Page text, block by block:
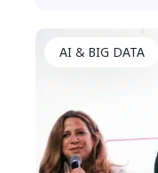
AI & BIG DATA